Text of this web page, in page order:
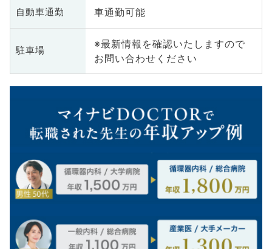
自動車通勤 車通勤可能
駐車場
※最新情報を確認いたしますので
お問い合わせください